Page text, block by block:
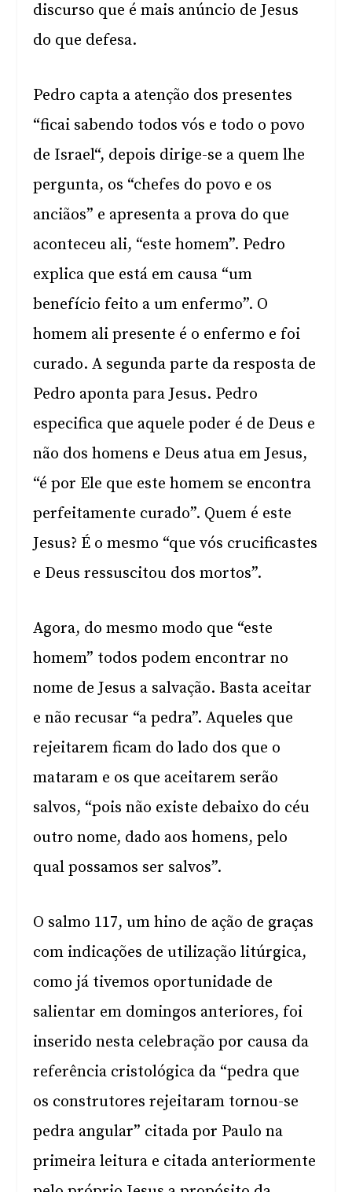
discurso que é mais anúncio de Jesus
do que defesa.
Pedro capta a atenção dos presentes
“ficai sabendo todos vós e todo o povo
de Israel“, depois dirige-se a quem lhe
pergunta, os “chefes do povo e os
anciãos” e apresenta a prova do que
aconteceu ali, “este homem”. Pedro
explica que está em causa “um
benefício feito a um enfermo”. O
homem ali presente é o enfermo e foi
curado. A segunda parte da resposta de
Pedro aponta para Jesus. Pedro
especifica que aquele poder é de Deus e
não dos homens e Deus atua em Jesus,
“é por Ele que este homem se encontra
perfeitamente curado”. Quem é este
Jesus? É o mesmo “que vós crucificastes
e Deus ressuscitou dos mortos”.
Agora, do mesmo modo que “este
homem” todos podem encontrar no
nome de Jesus a salvação. Basta aceitar
e não recusar “a pedra”. Aqueles que
rejeitarem ficam do lado dos que o
mataram e os que aceitarem serão
salvos, “pois não existe debaixo do céu
outro nome, dado aos homens, pelo
qual possamos ser salvos”.
O salmo 117, um hino de ação de graças
com indicações de utilização litúrgica,
como já tivemos oportunidade de
salientar em domingos anteriores, foi
inserido nesta celebração por causa da
referência cristológica da “pedra que
os construtores rejeitaram tornou-se
pedra angular” citada por Paulo na
primeira leitura e citada anteriormente